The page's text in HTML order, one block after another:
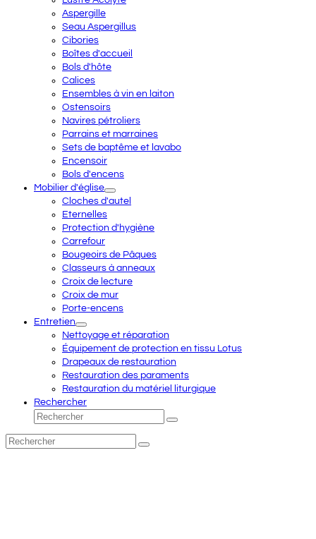
Aspergille
Seau Aspergillus
Cibories
Boîtes d'accueil
Bols d'hôte
Calices
Ensembles à vin en laiton
Ostensoirs
Navires pétroliers
Parrains et marraines
Sets de baptême et lavabo
Encensoir
Bols d'encens
Mobilier d'église
Cloches d'autel
Eternelles
Protection d'hygiène
Carrefour
Bougeoirs de Pâques
Classeurs à anneaux
Croix de lecture
Croix de mur
Porte-encens
Entretien
Nettoyage et réparation
Équipement de protection en tissu Lotus
Drapeaux de restauration
Restauration des paraments
Restauration du matériel liturgique
Rechercher
Rechercher
Envoyer
Rechercher
Envoyer